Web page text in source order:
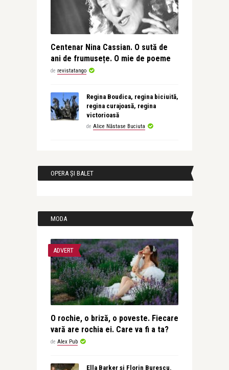
Centenar Nina Cassian. O sută de
ani de frumusețe. O mie de poeme
de revistatango
Regina Boudica, regina biciuită,
regina curajoasă, regina
victorioasă
de Alice Năstase Buciuta
OPERA ȘI BALET
MODA
ADVERT
O rochie, o briză, o poveste. Fiecare
vară are rochia ei. Care va fi a ta?
de Alex Pub
Ella Barker și Florin Burescu.